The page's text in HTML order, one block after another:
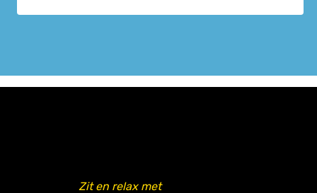
Zit en relax met